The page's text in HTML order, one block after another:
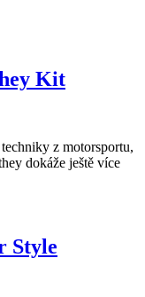
Kit
z motorsportu,
dokáže ještě více
Style